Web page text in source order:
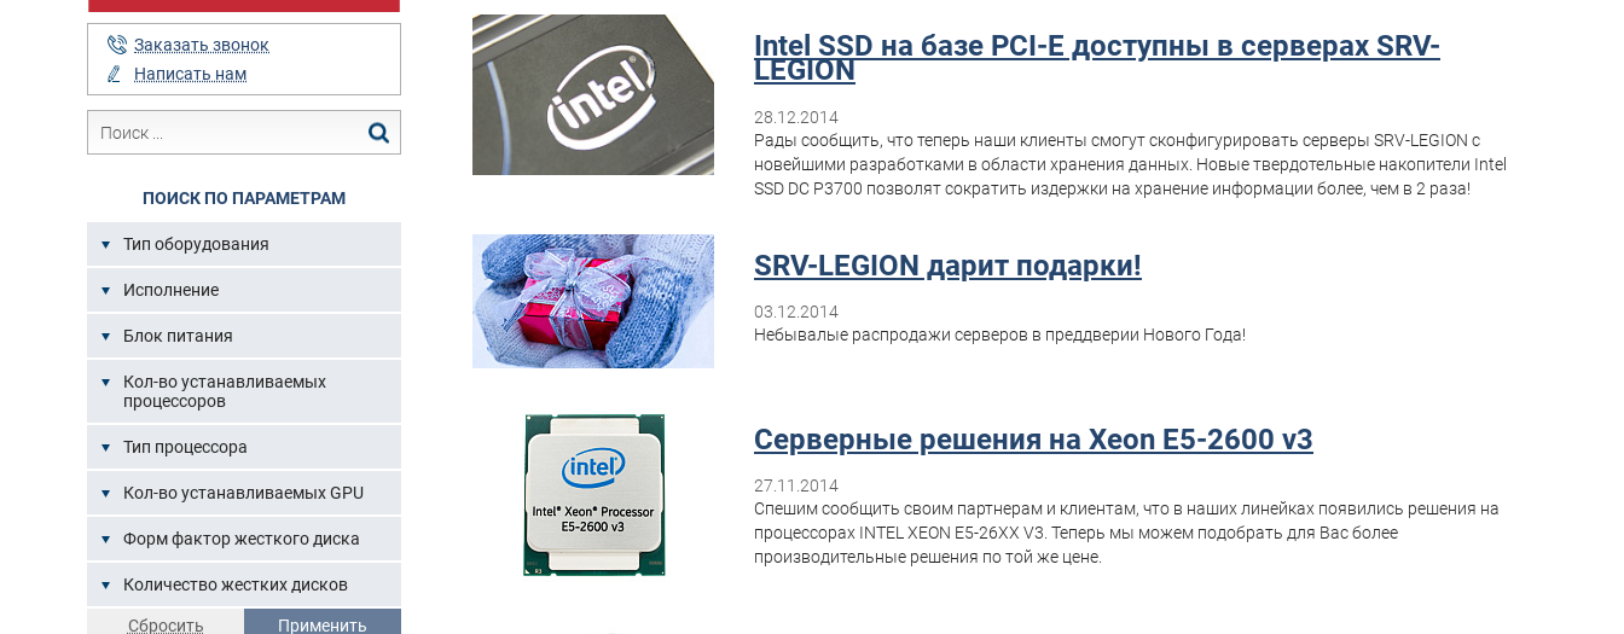
Заказать звонок
Написать нам
ПОИСК ПО ПАРАМЕТРАМ
Тип оборудования
Исполнение
Блок питания
Кол-во устанавливаемых
процессоров
Тип процессора
Кол-во устанавливаемых GPU
Форм фактор жесткого диска
Количество жестких дисков
Intel SSD на базе PCI-E доступны в серверах SRV-
LEGION
28.12.2014
Рады сообщить, что теперь наши клиенты смогут сконфигурировать серверы SRV-LEGION с
новейшими разработками в области хранения данных. Новые твердотельные накопители Intel
SSD DC P3700 позволят сократить издержки на хранение информации более, чем в 2 раза!
SRV-LEGION дарит подарки!
03.12.2014
Небывалые распродажи серверов в преддверии Нового Года!
Серверные решения на Xeon E5-2600 v3
27.11.2014
Спешим сообщить своим партнерам и клиентам, что в наших линейках появились решения на
процессорах INTEL XEON E5-26XX V3. Теперь мы можем подобрать для Вас более
производительные решения по той же цене.